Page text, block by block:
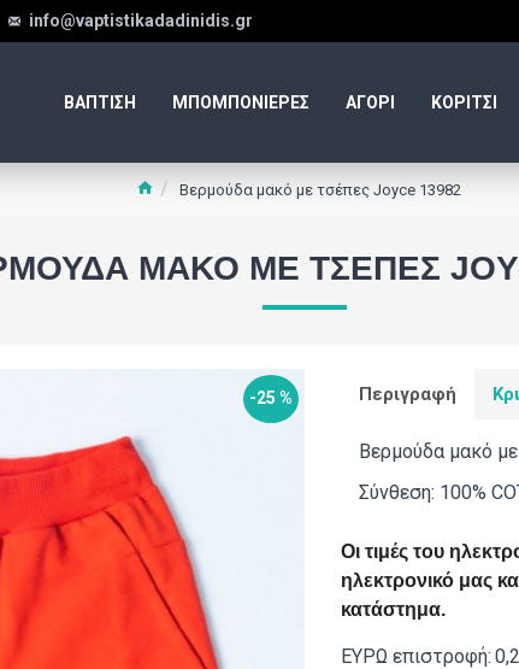
info@vaptistikadadinidis.gr
ΒΑΠΤΙΣΗ ΜΠΟΜΠΟΝΙΕΡΕΣ ΑΓΟΡΙ ΚΟΡΙΤΣΙ
Βερμούδα μακό με τσέπες Joyce 13982
ΜΑΚΌ ΜΕ ΤΣΈΠΕΣ
-25 % Περιγραφή
Βερμούδα μακό
Σύνθεση: 100%
Οι τιμές του
ηλεκτρονικό μας
κατάστημα.
ΕΥΡΩ επιστροφή: